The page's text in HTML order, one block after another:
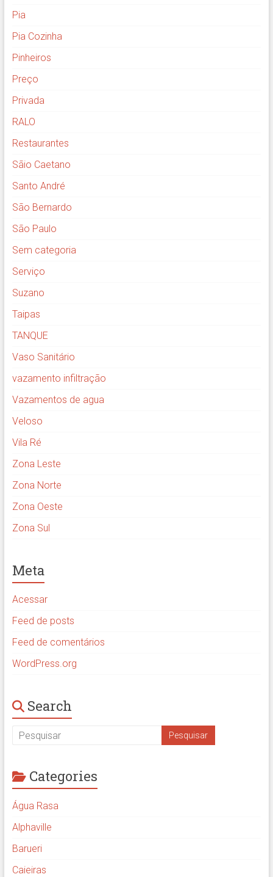
Pia
Pia Cozinha
Pinheiros
Preço
Privada
RALO
Restaurantes
Sãio Caetano
Santo André
São Bernardo
São Paulo
Sem categoria
Serviço
Suzano
Taipas
TANQUE
Vaso Sanitário
vazamento infiltração
Vazamentos de agua
Veloso
Vila Ré
Zona Leste
Zona Norte
Zona Oeste
Zona Sul
Meta
Acessar
Feed de posts
Feed de comentários
WordPress.org
Search
Categories
Água Rasa
Alphaville
Barueri
Caieiras